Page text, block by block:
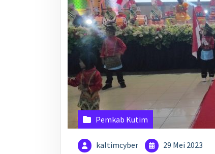
Pemkab Kutim
kaltimcyber 29 Mei 2023